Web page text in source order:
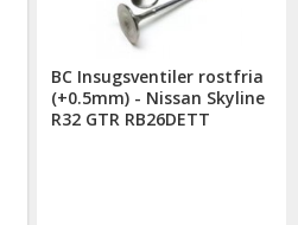
BC Insugsventiler rostfria
(+0.5mm) - Nissan Skyline
R32 GTR RB26DETT